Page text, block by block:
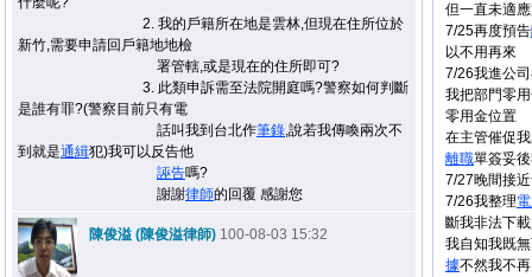
2. 我的戶籍所在地是雲林,但現在住所位於
新竹,需要申請回戶籍地地檢
署管轄,或是現在的住所即可?
3. 此類申訴需至法院開庭嗎?警察如何判斷
是誰有罪?(警察目前只有電
話叫我到台北作筆錄,說若我傳喚兩次不
到就是通緝犯)我可以反告他
誣告嗎?
謝謝律師的回覆 感謝您
陳俊溢 (陳俊溢律師) 100-08-03 15:32
但一直未適
7/25再度預告
以不用再來
7/26我進公
我把部門零
零用金位置
在主管催促
離職單簽妥
7/27晚間接
7/26我整理
斷我非法下
我自知我既
據不然我不